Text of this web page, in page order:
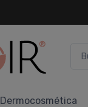
Dermocosmética